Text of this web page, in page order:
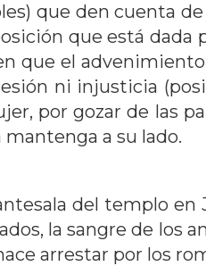
que den cuenta
que está dada
que el
ni injusticia
por gozar de las
a su lado.
del templo
la sangre de los
arrestar por los